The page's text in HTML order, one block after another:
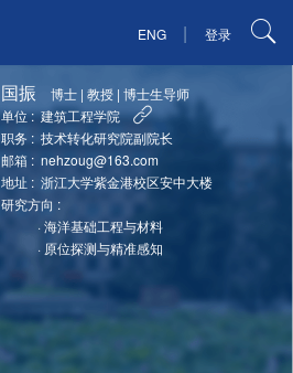
ENG | 登录
国振 博士 |教授 |博士生导师
单位 : 建筑工程学院
职务 : 技术转化研究院副院长
邮箱 : nehzoug@163.com
地址 : 浙江大学紫金港校区安中大楼
研究方向 :
·海洋基础工程与材料
· 原位探测与精准感知